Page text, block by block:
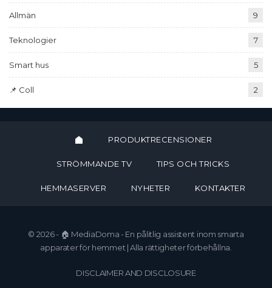
Allmän 9
Teknologier 7
Smart hus 5
📌 Coll 2
PRODUKTRECENSIONER
STRÖMMANDE TV TIPS OCH TRICKS
HEMMASERVER NYHETER KONTAKTER
© 2026 - 🏠 MediaDoma - En pålitlig assistent inom smarta
apparater för hemmet | Alla rättigheter förbehållna.
DISCLAIMER AND DISCLOSURE